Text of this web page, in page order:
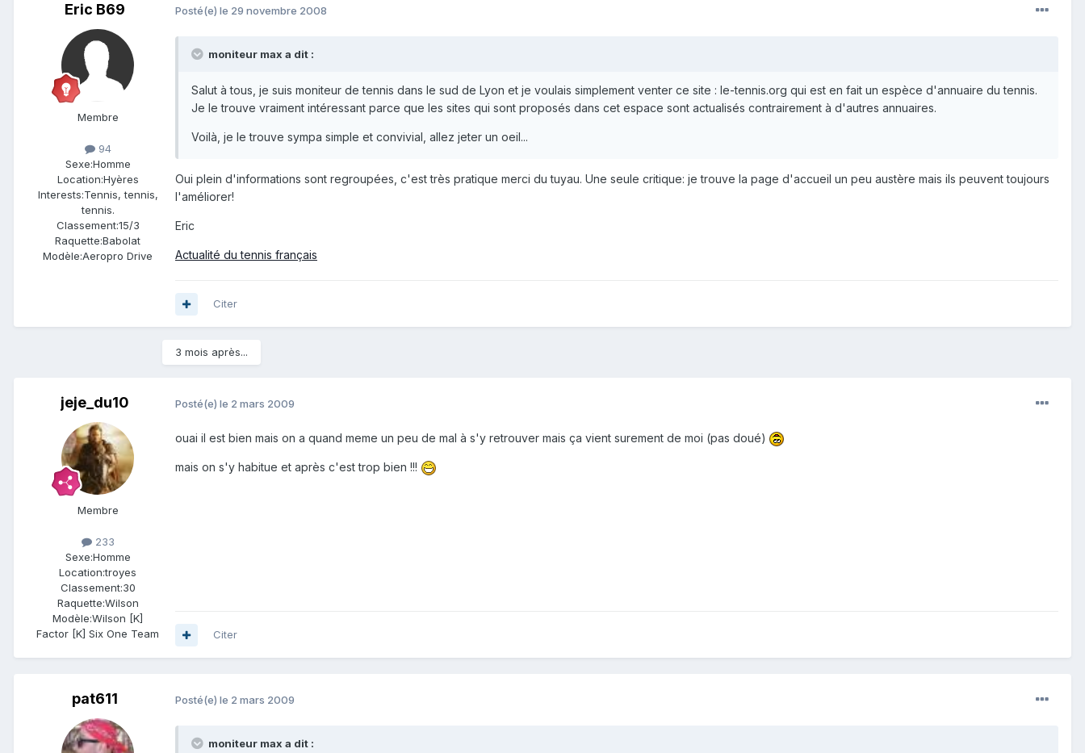
Eric B69
Membre
94
Sexe:Homme
Location:Hyères
Interests:Tennis, tennis,
tennis.
Classement:15/3
Raquette:Babolat
Modèle:Aeropro Drive
Posté(e) le 29 novembre 2008
moniteur max a dit :
Salut à tous, je suis moniteur de tennis dans le sud de Lyon et je voulais simplement venter ce site : le-tennis.org qui est en fait un espèce d'annuaire du tennis.
Je le trouve vraiment intéressant parce que les sites qui sont proposés dans cet espace sont actualisés contrairement à d'autres annuaires.
Voilà, je le trouve sympa simple et convivial, allez jeter un oeil...
Oui plein d'informations sont regroupées, c'est très pratique merci du tuyau. Une seule critique: je trouve la page d'accueil un peu austère mais ils peuvent toujours
l'améliorer!
Eric
Actualité du tennis français
Citer
3 mois après...
jeje_du10
Membre
233
Sexe:Homme
Location:troyes
Classement:30
Raquette:Wilson
Modèle:Wilson [K]
Factor [K] Six One Team
Posté(e) le 2 mars 2009
ouai il est bien mais on a quand meme un peu de mal à s'y retrouver mais ça vient surement de moi (pas doué)
mais on s'y habitue et après c'est trop bien !!!
Citer
pat611 Posté(e) le 2 mars 2009
moniteur max a dit :